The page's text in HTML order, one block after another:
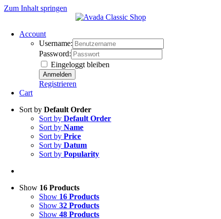
Zum Inhalt springen
Account
Username:
Password:
Eingeloggt bleiben
Registrieren
Cart
Sort byDefault Order
Sort byDefault Order
Sort byName
Sort byPrice
Sort byDatum
Sort byPopularity
Show 16 Products
Show 16 Products
Show32 Products
Show48 Products